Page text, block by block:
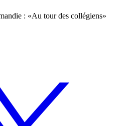
: «Au tour des collégiens»